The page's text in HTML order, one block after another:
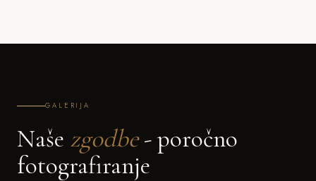
GALERIJA
Naše zgodbe- poročno
fotografiranje